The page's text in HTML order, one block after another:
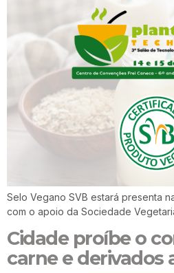
Selo Vegano SVB estará presenta
com o apoio da Sociedade
Cidade proíbe o
carne e derivados